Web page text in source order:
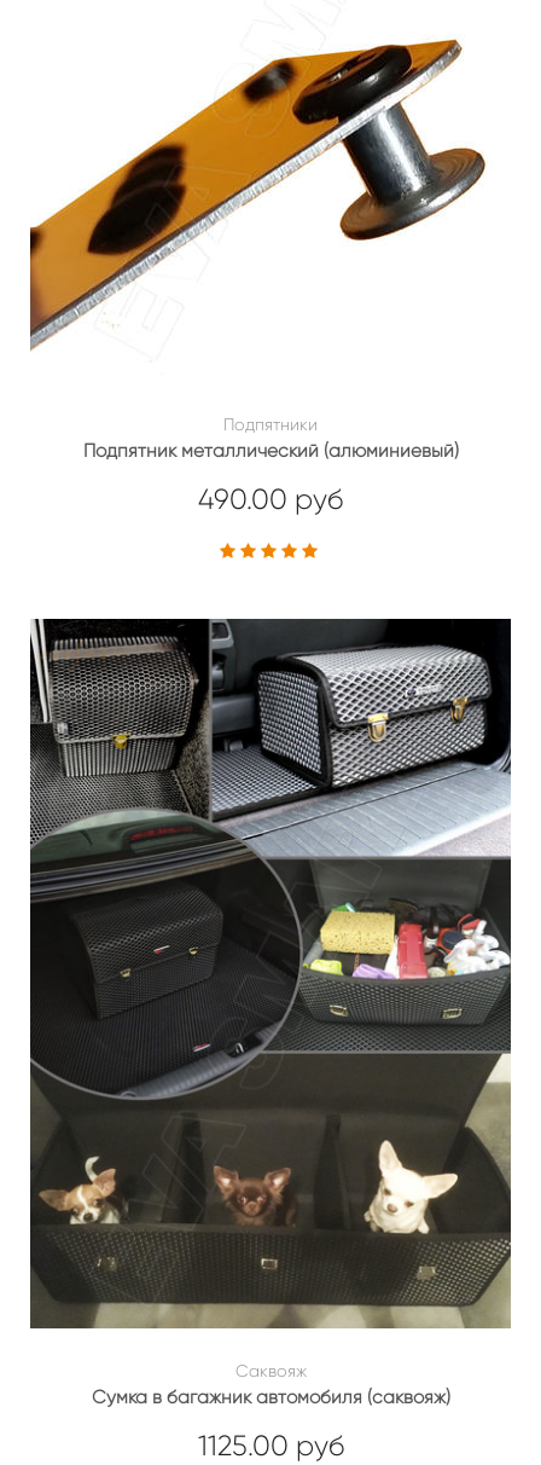
Подпятники
Подпятник металлический (алюминиевый)
490.00 руб
Саквояж
Сумка в багажник автомобиля (саквояж)
1125.00 руб